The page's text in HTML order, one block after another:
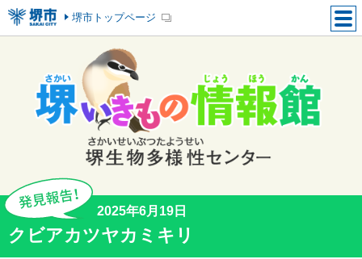
堺市トップページ
2025年6月19日
クビアカツヤカミキリ